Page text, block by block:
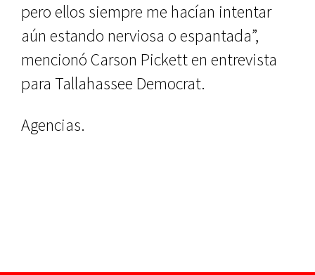
pero ellos siempre me hacían intentar
aún estando nerviosa o espantada”,
mencionó Carson Pickett en entrevista
para Tallahassee Democrat.
Agencias.